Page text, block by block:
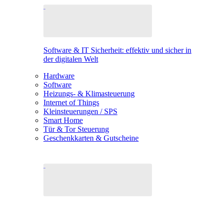
Software & IT Sicherheit: effektiv und sicher in
der digitalen Welt
Hardware
Software
Heizungs- & Klimasteuerung
Internet of Things
Kleinsteuerungen / SPS
Smart Home
Tür & Tor Steuerung
Geschenkkarten & Gutscheine